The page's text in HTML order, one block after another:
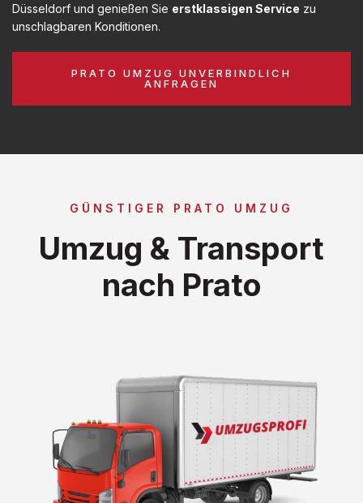
Düsseldorf und genießen Sie erstklassigen Service zu
unschlagbaren Konditionen.
PRATO UMZUG UNVERBINDLICH
ANFRAGEN
GÜNSTIGER PRATO UMZUG
Umzug & Transport
nach Prato